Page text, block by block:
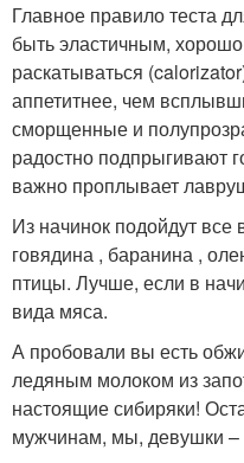
Главное правило теста
быть эластичным, хорошо
раскатываться
аппетитнее, чем
сморщенные и
радостно подпрыгивают
важно проплывает
Из начинок подойдут
говядина , баранина ,
птицы. Лучше, если в
вида мяса.
А пробовали вы есть
ледяным молоком из
настоящие сибиряки!
мужчинам, мы, девушки –